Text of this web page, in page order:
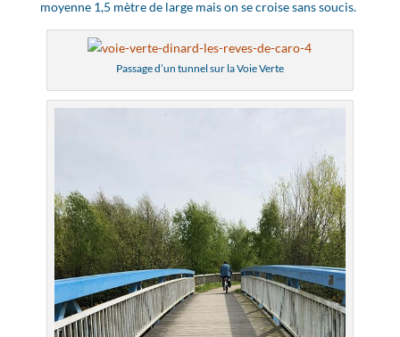
moyenne 1,5 mètre de large mais on se croise sans soucis.
Passage d’un tunnel sur la Voie Verte